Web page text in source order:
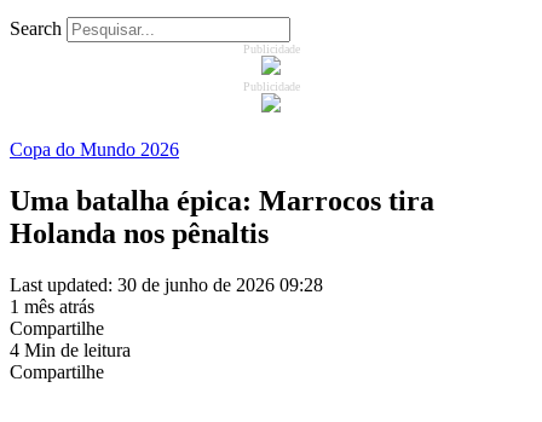
Search
Publicidade
Publicidade
Copa do Mundo 2026
Uma batalha épica: Marrocos tira
Holanda nos pênaltis
Last updated: 30 de junho de 2026 09:28
1 mês atrás
Compartilhe
4 Min de leitura
Compartilhe